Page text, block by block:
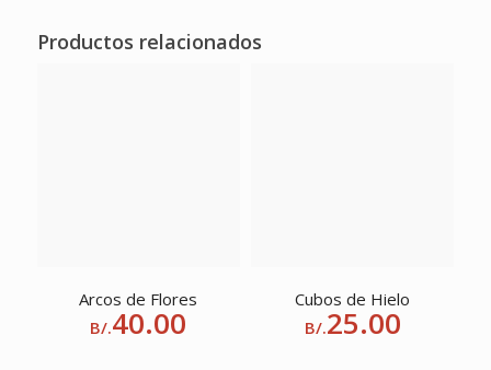
Productos relacionados
Arcos de Flores
B/.40.00
Cubos de Hielo
B/.25.00